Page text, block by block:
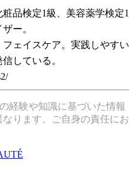
品検定1級、美容薬学検定1
ー。
ェイスケア。実践しやすい
している。
経験や知識に基づいた情報
ります。ご自身の責任にお